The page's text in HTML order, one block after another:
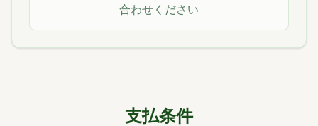
合わせください
支払条件